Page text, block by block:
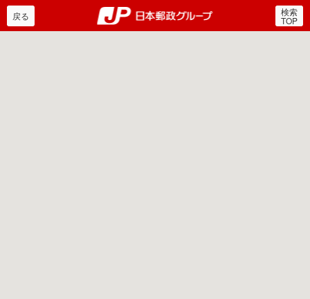
郵便局・日本郵政グルー
戻る 検索
TOP